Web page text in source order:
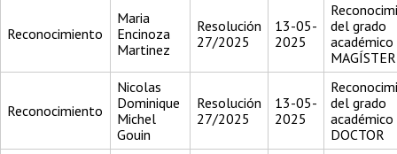
Reconocimiento
Maria
Encinoza
Martinez
Resolución
27/2025
13-05-
2025
del grado
académico
MAGÍSTER
Reconocimiento
Nicolas
Dominique
Michel
Gouin
Resolución
27/2025
13-05-
2025
del grado
académico
DOCTOR